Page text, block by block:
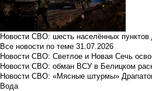
Новости СВО: шесть населённых
Все новости по теме 31.07.2026
Новости СВО: Светлое и Новая Сечь
Новости СВО: обман ВСУ в Белицком
Новости СВО: «Мясные штурмы»
Вода